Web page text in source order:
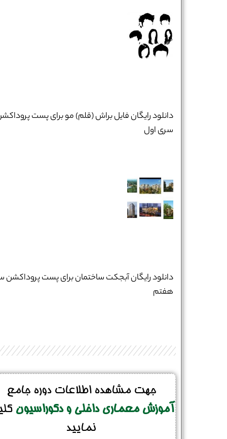
دانلود رایگان فایل براش (قلم) مو برای پست
سری اول
دانلود رایگان آبجکت ساختمان برای پست پروداکشن
هفتم
جهت مشاهده اطلاعات دوره جامع
آموزش معماری داخلی و دکوراسیون
نمایید
نام و نام خانوادگی :
تلفن همراه : *